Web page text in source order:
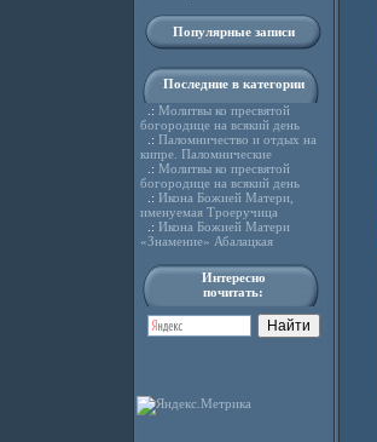
Популярные записи
Последние в категории
.: Молитвы ко пресвятой
богородице на всякий день
.: Паломничество и отдых на
кипре. Паломнические
.: Молитвы ко пресвятой
богородице на всякий день
.: Икона Божией Матери,
именуемая Троеручица
.: Икона Божией Матери
«Знамение» Абалацкая
Интересно
почитать: